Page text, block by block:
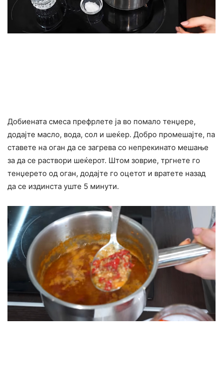
Добиената смеса префрлете ја во помало тенџере,
додајте масло, вода, сол и шеќер. Добро промешајте, па
ставете на оган да се загрева со непрекинато мешање
за да се раствори шеќерот. Штом зоврие, тргнете го
тенџерето од оган, додајте го оцетот и вратете назад
да се издинста уште 5 минути.